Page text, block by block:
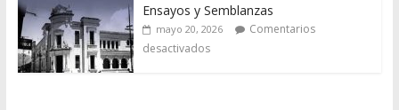
Ensayos y Semblanzas
mayo 20, 2026
Comentarios
desactivados